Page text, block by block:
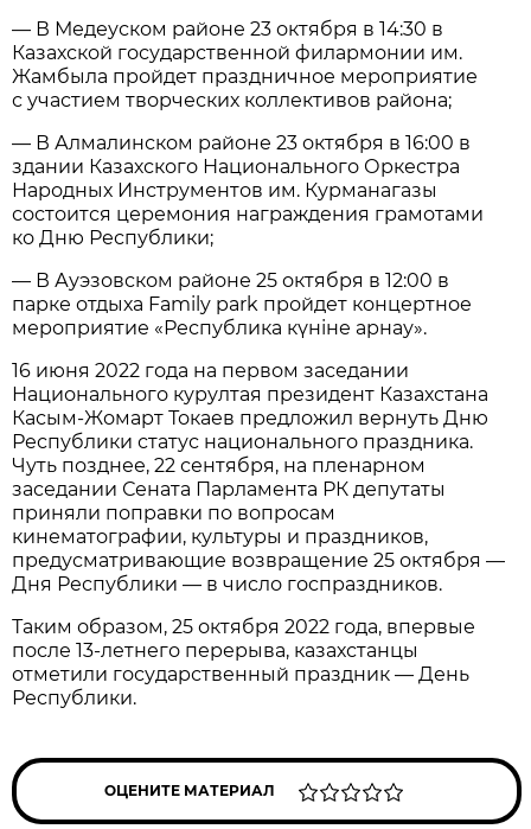
— В Медеуском районе 23 октября в 14:30 в
Казахской государственной филармонии им.
Жамбыла пройдет праздничное мероприятие
с участием творческих коллективов района;
— В Алмалинском районе 23 октября в 16:00 в
здании Казахского Национального Оркестра
Народных Инструментов им. Курманагазы
состоится церемония награждения грамотами
ко Дню Республики;
— В Ауэзовском районе 25 октября в 12:00 в
парке отдыха Family park пройдет концертное
мероприятие «Республика күніне арнау».
16 июня 2022 года на первом заседании
Национального курултая президент Казахстана
Касым-Жомарт Токаев предложил вернуть Дню
Республики статус национального праздника.
Чуть позднее, 22 сентября, на пленарном
заседании Сената Парламента РК депутаты
приняли поправки по вопросам
кинематографии, культуры и праздников,
предусматривающие возвращение 25 октября —
Дня Республики — в число госпраздников.
Таким образом, 25 октября 2022 года, впервые
после 13-летнего перерыва, казахстанцы
отметили государственный праздник — День
Республики.
ОЦЕНИТЕ МАТЕРИАЛ